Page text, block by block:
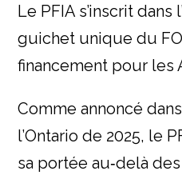
Le PFIA s’inscrit dans
guichet unique du
financement pour les
Comme annoncé
l’Ontario de 2025, le
sa portée au‑delà